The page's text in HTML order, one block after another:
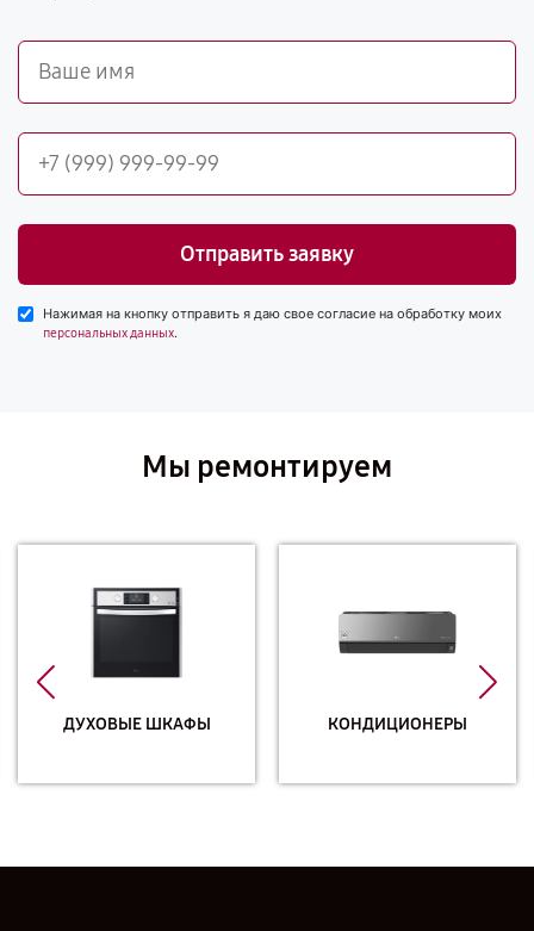
Отправить заявку
Нажимая на кнопку отправить я даю свое согласие на обработку моих
персональных данных.
Мы ремонтируем
ДУХОВЫЕ ШКАФЫ КОНДИЦИОНЕРЫ